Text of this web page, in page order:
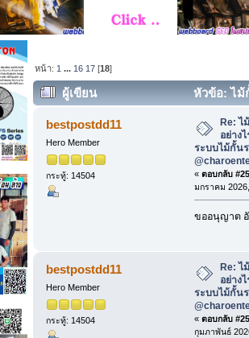
หน้า: 1 ... 16 17 [18]
ผู้เขียน
หัวข้อ: ไม้
ไม้กั้นรถยนต์ ไลน์ @charoentech (อ่า
bestpostdd11
Hero Member
กระทู้: 14504
Re: ไ
อย่าง
ระบบไม้กั้น
« ตอบกลับ
มกราคม
ขออนุญาต
bestpostdd11
Hero Member
กระทู้: 14504
Re: ไ
อย่าง
ระบบไม้กั้น
« ตอบกลับ
กุมภาพันธ์